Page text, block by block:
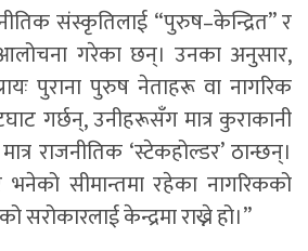
संस्कृतिलाई “पुरुष–केन्द्रित” र
गरेका छन्। उनका अनुसार,
पुराना पुरुष नेताहरू वा नागरिक
गर्छन्, उनीहरूसँग मात्र कुराकानी
राजनीतिक ‘स्टेकहोल्डर’ ठान्छन्।
सीमान्तमा रहेका नागरिकको
केन्द्रमा राख्ने हो।”